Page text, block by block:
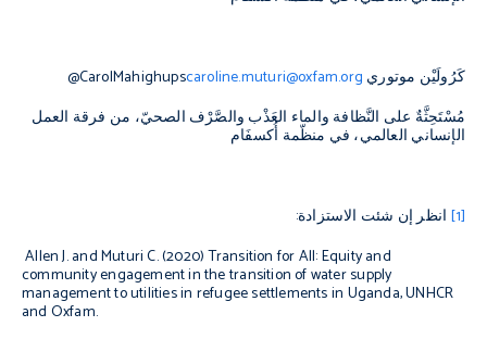
كَرُولَيْن موتوري caroline.muturi@oxfam.org
@CarolMahighups
مُسْتَحِثَّةٌ على النَّظافة والماء العَذْب والصَّرْف الصحيّ، من فرقة العمل
الإنساني العالمي، في منظّمة أُكسفَام
[1] انظر إن شئت الاستزادة:
Allen J. and Muturi C. (2020)Transition for All: Equity and
community engagement in the transition of water supply
management to utilities in refugee settlements in Uganda, UNHCR
and Oxfam.